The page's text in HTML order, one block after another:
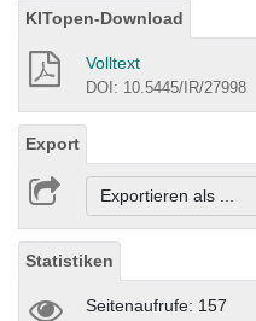
KITopen-Download
Volltext
DOI: 10.5445/IR/27998
Export
Exportieren als ...
Statistiken
Seitenaufrufe: 157